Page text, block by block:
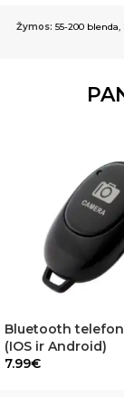
Žymos: 55-200 blenda,
Bluetooth
(IOS ir Android)
7.99€